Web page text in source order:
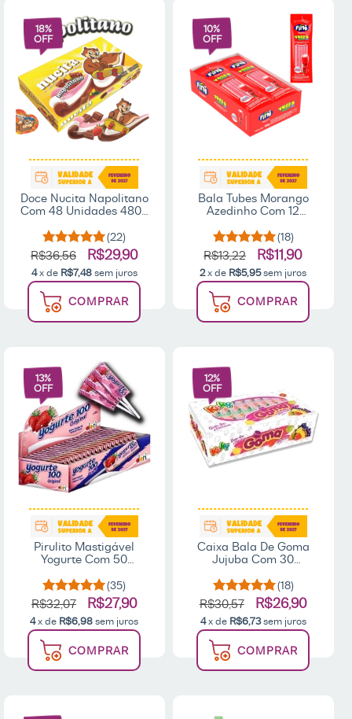
18%
OFF
Doce Nucita Napolitano
Com 48 Unidades 480g
(22)
R$36,56 R$29,90
4x de R$7,48sem juros
COMPRAR
10%
OFF
Bala Tubes Morango
Azedinho Com 12
(18)
R$13,22 R$11,90
2x de R$5,95sem juros
COMPRAR
13%
OFF
Pirulito Mastigável
Yogurte Com 50
(35)
R$32,07 R$27,90
4x de R$6,98 sem juros
COMPRAR
12%
OFF
Caixa Bala De Goma
Jujuba Com 30
(18)
R$30,57 R$26,90
4 x de R$6,73 sem juros
COMPRAR